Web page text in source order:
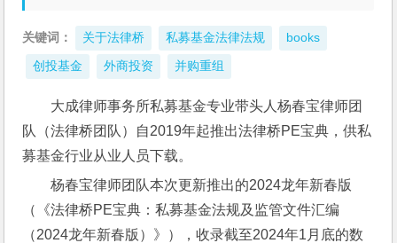
关键词： 关于法律桥 私募基金法律法规 books
创投基金 外商投资 并购重组
大成律师事务所私募基金专业带头人杨春宝律师团
队（法律桥团队）自2019年起推出法律桥PE宝典，供私
募基金行业从业人员下载。
杨春宝律师团队本次更新推出的2024龙年新春版
（《法律桥PE宝典：私募基金法规及监管文件汇编
（2024龙年新春版）》），收录截至2024年1月底的数